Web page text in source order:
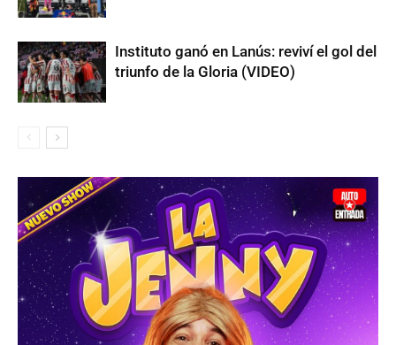
Instituto ganó en Lanús: reviví el gol del
triunfo de la Gloria (VIDEO)